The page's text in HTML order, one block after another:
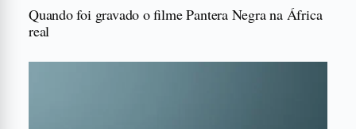
Quando foi gravado o filme Pantera Negra na África
real